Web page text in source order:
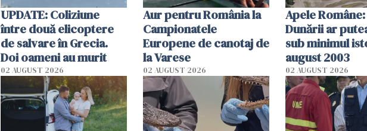
UPDATE: Coliziune
între două elicoptere
de salvare în Grecia.
Doi oameni au murit
02 AUGUST 2026
Aur pentru România la
Campionatele
Europene de canotaj de
la Varese
02 AUGUST 2026
Apele
Dunării ar
sub minimul
august 2003
02 AUGUST 2026